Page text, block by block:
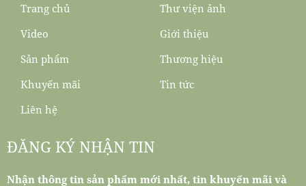
Trang chủ
Thư viện ảnh
Video
Giới thiệu
Sản phẩm
Thương hiệu
Khuyến mãi
Tin tức
Liên hệ
ĐĂNG KÝ NHẬN TIN
Nhận thông tin sản phẩm mới nhất, tin khuyến mãi và